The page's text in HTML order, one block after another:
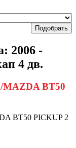
Подобрать
2006 -
4 дв.
MAZDA BT50